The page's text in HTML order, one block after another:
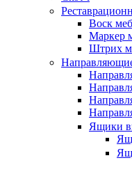
Воск
Маркер
Штрих
Ящики